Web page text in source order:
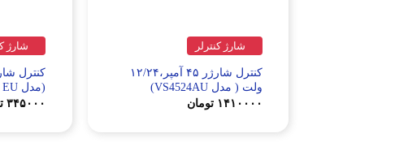
شارژ کنترلر
کنترل شارژر ۴۵ آمپر،۱۲/۲۴
ولت ( مدل VS4524AU)
۱۴۱۰۰۰۰ تومان
شارژ
(مدل LS0512 EU)
۳۴۵۰۰۰